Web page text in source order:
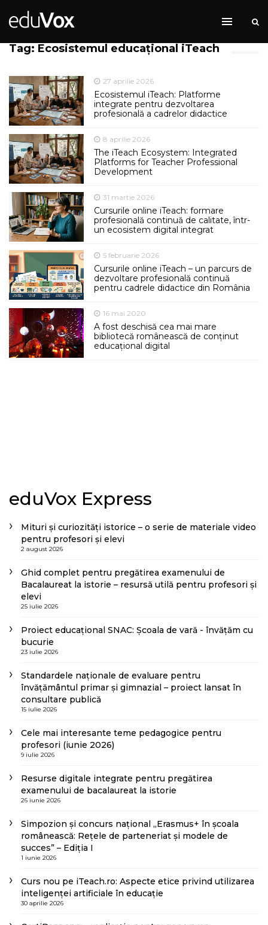
Tag: Ecosistemul educațional iTeach
27 aprilie 2026
Ecosistemul iTeach: Platforme
integrate pentru dezvoltarea
profesională a cadrelor didactice
8 aprilie 2026
The iTeach Ecosystem: Integrated
Platforms for Teacher Professional
Development
31 martie 2026
Cursurile online iTeach: formare
profesională continuă de calitate, într-
un ecosistem digital integrat
5 februarie 2026
Cursurile online iTeach – un parcurs de
dezvoltare profesională continuă
pentru cadrele didactice din România
16 mai 2020
A fost deschisă cea mai mare
bibliotecă românească de conținut
educațional digital
eduVox Express
Mituri și curiozități istorice – o serie de materiale video
pentru profesori și elevi
2 august 2026
Ghid complet pentru pregătirea examenului de
Bacalaureat la istorie – resursă utilă pentru profesori și
elevi
25 iulie 2026
Proiect educațional SNAC: Școala de vară - învățăm cu
bucurie
23 iulie 2026
Standardele naționale de evaluare pentru
învățământul primar și gimnazial – proiect lansat în
consultare publică
15 iulie 2026
Cele mai interesante teme pedagogice pentru
profesori (iunie 2026)
9 iulie 2026
Resurse digitale integrate pentru pregătirea
examenului de bacalaureat la istorie
26 iunie 2026
Simpozion și concurs național „Erasmus+ în școala
românească: Rețele de parteneriat și modele de
succes” – Ediția I
1 iunie 2026
Curs nou pe iTeach.ro: Aspecte etice privind utilizarea
inteligenței artificiale în educație
30 aprilie 2026